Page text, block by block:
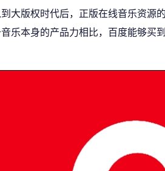
大版权时代后，正版在线音乐资源
乐本身的产品力相比，百度能够买